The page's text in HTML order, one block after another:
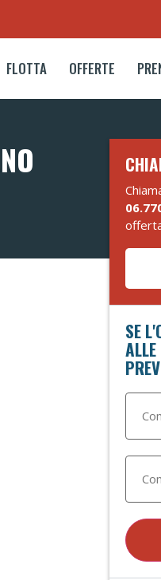
FLOTTA OFFERTE
SE